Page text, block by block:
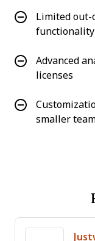
Limited out-
functionality
Advanced
licenses
smaller